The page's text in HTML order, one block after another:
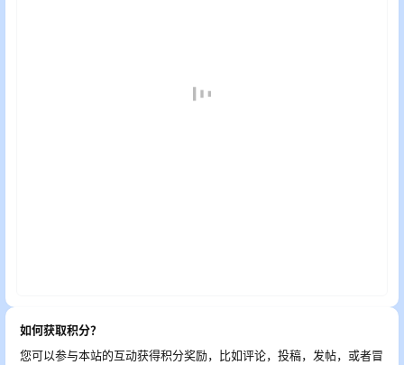
如何获取积分？
您可以参与本站的互动获得积分奖励，比如评论，投稿，发帖，或者冒